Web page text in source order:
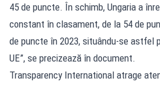
45 de puncte. În schimb, Ungaria a
constant în clasament, de la 54 de
de puncte în 2023, situându-se astfel
UE”, se precizează în document.
Transparency International atrage